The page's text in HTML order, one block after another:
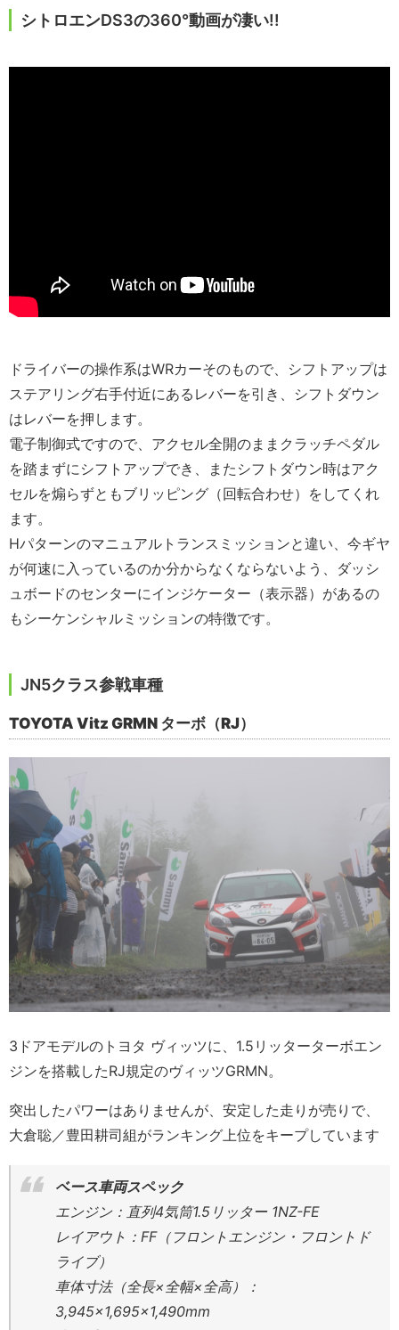
シトロエンDS3の360°動画が凄い!!
ドライバーの操作系はWRカーそのもので、シフトアップは
ステアリング右手付近にあるレバーを引き、シフトダウン
はレバーを押します。
電子制御式ですので、アクセル全開のままクラッチペダル
を踏まずにシフトアップでき、またシフトダウン時はアク
セルを煽らずともブリッピング（回転合わせ）をしてくれ
ます。
Hパターンのマニュアルトランスミッションと違い、今ギヤ
が何速に入っているのか分からなくならないよう、ダッシ
ュボードのセンターにインジケーター（表示器）があるの
もシーケンシャルミッションの特徴です。
JN5クラス参戦車種
TOYOTA Vitz GRMN ターボ（RJ）
3ドアモデルのトヨタ ヴィッツに、1.5リッターターボエン
ジンを搭載したRJ規定のヴィッツGRMN。
突出したパワーはありませんが、安定した走りが売りで、
大倉聡／豊田耕司組がランキング上位をキープしています
ベース車両スペック
エンジン：直列4気筒1.5リッター 1NZ-FE
レイアウト：FF（フロントエンジン・フロントド
ライブ）
車体寸法（全長×全幅×全高）：
3,945×1,695×1,490mm